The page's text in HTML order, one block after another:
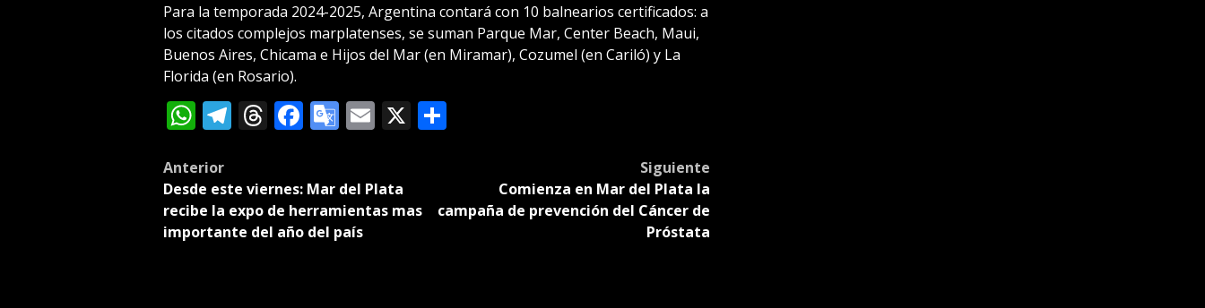
Para la temporada 2024-2025, Argentina contará con 10 balnearios certificados: a
los citados complejos marplatenses, se suman Parque Mar, Center Beach, Maui,
Buenos Aires, Chicama e Hijos del Mar (en Miramar), Cozumel (en Cariló) y La
Florida (en Rosario).
WhatsApp
Telegram
Threads
Facebook
Google
Email
X Compartir
Post
navigation
Anterior
Desde este viernes: Mar del Plata
recibe la expo de herramientas mas
importante del año del país
Siguiente
Comienza en Mar del Plata la
campaña de prevención del Cáncer de
Próstata